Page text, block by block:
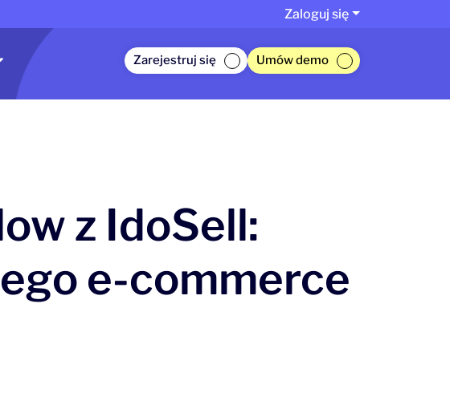
Zaloguj się
Zarejestruj się Umów demo
z IdoSell:
e-commerce